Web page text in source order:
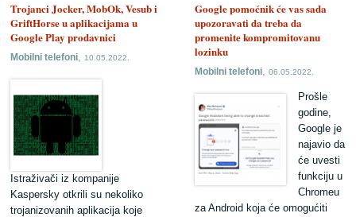
Google pomoćnik će vas sada
upozoravati da treba da
promenite kompromitovanu
lozinku
Mobilni telefoni,06.05.2022.
Prošle
godine,
Google je
najavio da
će uvesti
funkciju u
Chromeu
za Android koja će omogućiti
Trojanci Jocker, MobOk, Vesub i
GriftHorse u aplikacijama u
Google Play prodavnici
Mobilni telefoni,10.05.2022.
Istraživači iz kompanije
Kaspersky otkrili su nekoliko
trojanizovanih aplikacija koje